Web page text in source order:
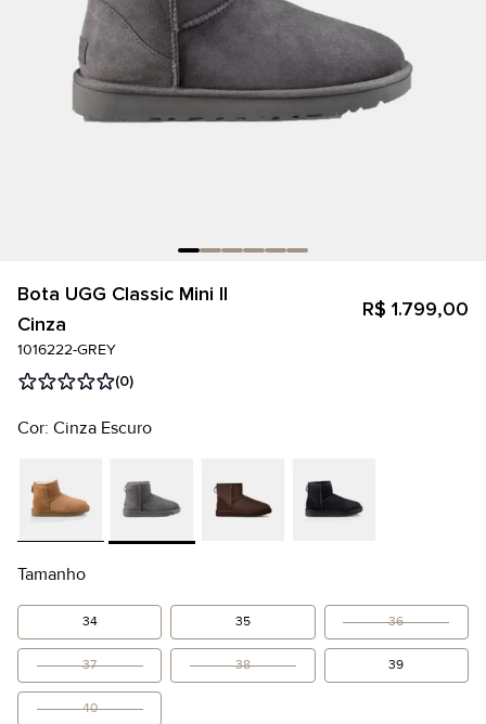
Bota UGG Classic Mini II
Cinza
R$ 1.799,00
1016222-GREY
(0)
Cor: Cinza Escuro
Tamanho
34 35 36
37 38 39
40